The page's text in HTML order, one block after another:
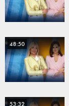
48:50
53:32